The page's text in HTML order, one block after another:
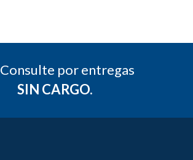
Consulte por entregas
SIN CARGO.